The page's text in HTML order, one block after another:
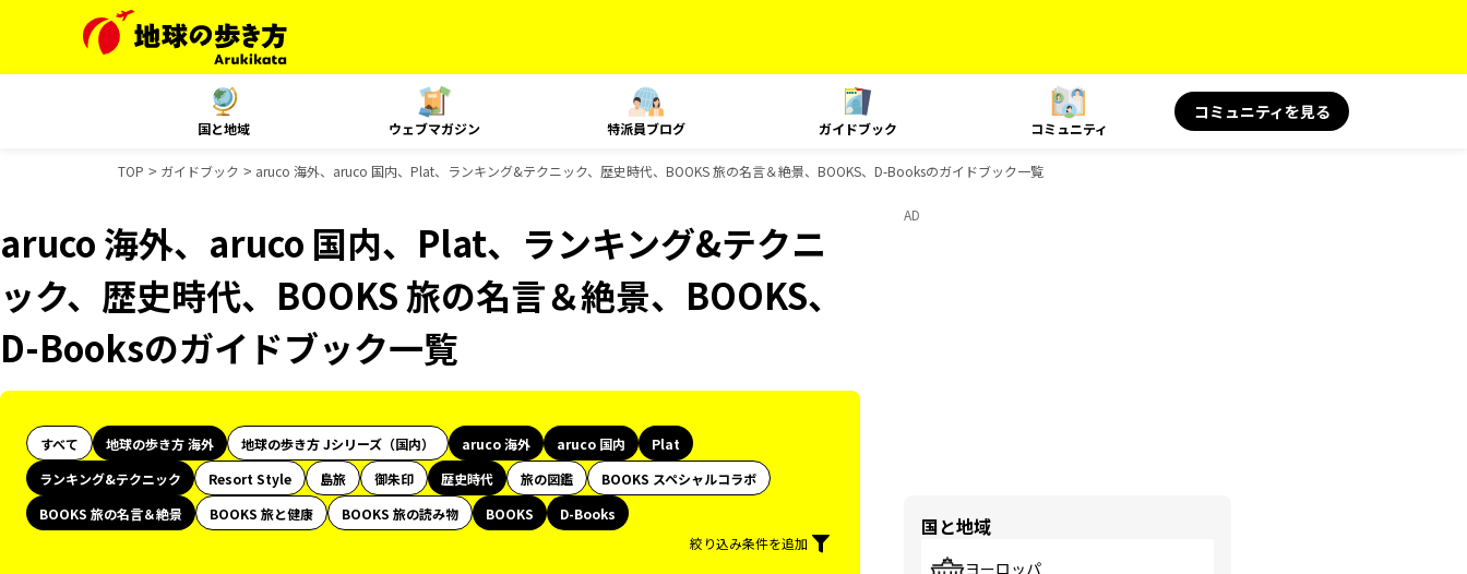
国と地域 ウェブマガジン 特派員ブログ ガイドブック コミュニティ
コミュニティを見る
TOP ガイドブック aruco 海外、aruco 国内、Plat、ランキング&テクニック、歴史時代、BOOKS 旅の名言＆絶景、BOOKS、D-Booksのガイドブック一覧
aruco 海外、aruco 国内、Plat、ランキング&テクニ
ック、歴史時代、BOOKS 旅の名言＆絶景、BOOKS、
D-Booksのガイドブック一覧
すべて 地球の歩き方 海外 地球の歩き方 Jシリーズ（国内） aruco 海外 aruco 国内
Plat
ランキング&テクニック
Resort Style 島旅 御朱印 歴史時代 旅の図鑑
BOOKS スペシャルコラボ
BOOKS 旅の名言＆絶景
BOOKS 旅と健康 BOOKS 旅の読み物 BOOKS
D-Books
絞り込み条件を追加
AD
国と地域
ヨーロッパ